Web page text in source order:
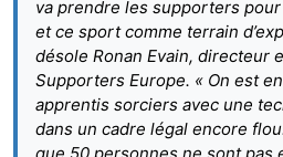
va prendre les supporters
et ce sport comme terrain
désole Ronan Evain, directeur
Supporters Europe. « On est
apprentis sorciers avec une
dans un cadre légal encore